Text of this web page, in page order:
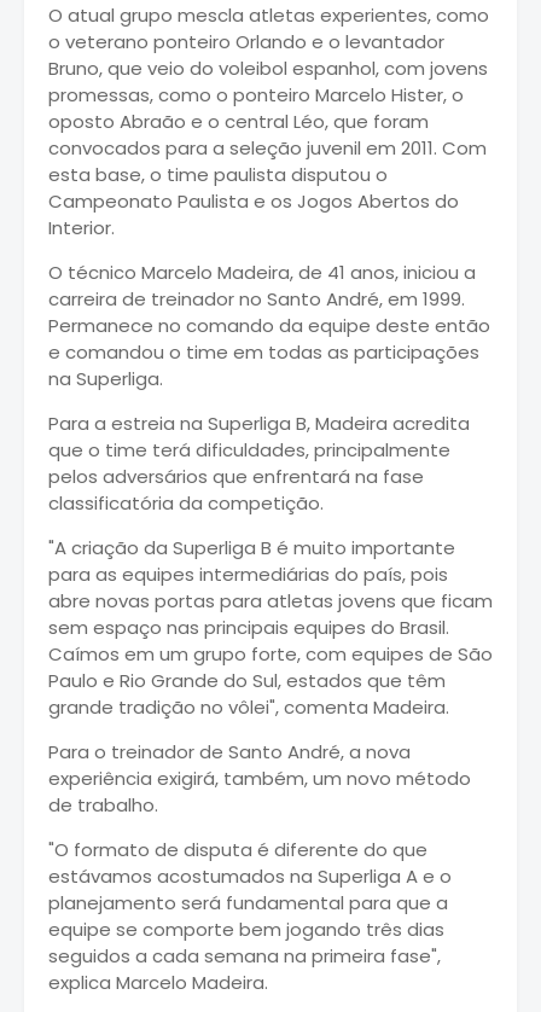
O atual grupo mescla atletas experientes, como
o veterano ponteiro Orlando e o levantador
Bruno, que veio do voleibol espanhol, com jovens
promessas, como o ponteiro Marcelo Hister, o
oposto Abraão e o central Léo, que foram
convocados para a seleção juvenil em 2011. Com
esta base, o time paulista disputou o
Campeonato Paulista e os Jogos Abertos do
Interior.
O técnico Marcelo Madeira, de 41 anos, iniciou a
carreira de treinador no Santo André, em 1999.
Permanece no comando da equipe deste então
e comandou o time em todas as participações
na Superliga.
Para a estreia na Superliga B, Madeira acredita
que o time terá dificuldades, principalmente
pelos adversários que enfrentará na fase
classificatória da competição.
"A criação da Superliga B é muito importante
para as equipes intermediárias do país, pois
abre novas portas para atletas jovens que ficam
sem espaço nas principais equipes do Brasil.
Caímos em um grupo forte, com equipes de São
Paulo e Rio Grande do Sul, estados que têm
grande tradição no vôlei", comenta Madeira.
Para o treinador de Santo André, a nova
experiência exigirá, também, um novo método
de trabalho.
"O formato de disputa é diferente do que
estávamos acostumados na Superliga A e o
planejamento será fundamental para que a
equipe se comporte bem jogando três dias
seguidos a cada semana na primeira fase",
explica Marcelo Madeira.